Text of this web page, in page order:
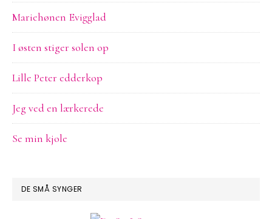
Mariehønen Evigglad
I østen stiger solen op
Lille Peter edderkop
Jeg ved en lærkerede
Se min kjole
DE SMÅ SYNGER